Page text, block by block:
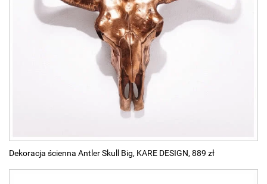
Dekoracja ścienna Antler Skull Big, KARE DESIGN, 889 zł